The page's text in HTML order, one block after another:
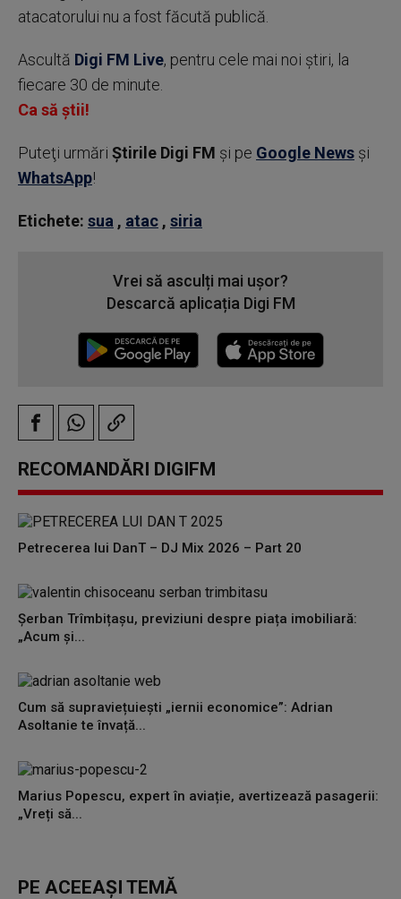
atacatorului nu a fost făcută publică.
Ascultă Digi FM Live, pentru cele mai noi știri, la
fiecare 30 de minute.
Ca să știi!
Puteţi urmări Știrile Digi FM şi pe Google News şi
WhatsApp!
Etichete: sua , atac , siria
Vrei să asculți mai ușor?
Descarcă aplicația Digi FM
RECOMANDĂRI DIGIFM
Petrecerea lui DanT – DJ Mix 2026 – Part 20
Șerban Trîmbițașu, previziuni despre piața imobiliară:
„Acum și...
Cum să supraviețuiești „iernii economice”: Adrian
Asoltanie te învață...
Marius Popescu, expert în aviație, avertizează pasagerii:
„Vreți să...
PE ACEEAȘI TEMĂ